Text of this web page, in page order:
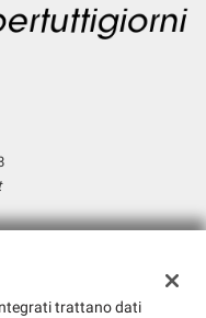
trattano dati